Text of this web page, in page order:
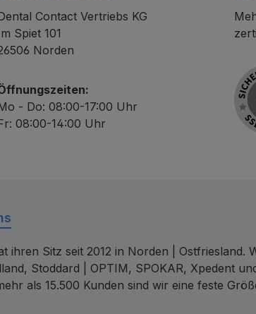
Contact Vertriebs KG
Spiet 101
Norden
- Do: 08:00-17:00 Uhr
08:00-14:00 Uhr
Sitz seit 2012 in Norden | Ostfriesland.
Stoddard | OPTIM, SPOKAR, Xpedent
als 15.500 Kunden sind wir eine feste